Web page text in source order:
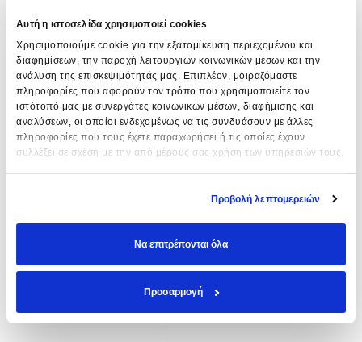
Αυτή η ιστοσελίδα χρησιμοποιεί cookies
Χρησιμοποιούμε cookie για την εξατομίκευση περιεχομένου και
διαφημίσεων, την παροχή λειτουργιών κοινωνικών μέσων και την
ανάλυση της επισκεψιμότητάς μας. Επιπλέον, μοιραζόμαστε
πληροφορίες που αφορούν τον τρόπο που χρησιμοποιείτε τον
ιστότοπό μας με συνεργάτες κοινωνικών μέσων, διαφήμισης και
αναλύσεων, οι οποίοι ενδεχομένως να τις συνδυάσουν με άλλες
πληροφορίες που τους έχετε παραχωρήσει ή τις οποίες έχουν
συλλέξει σε σχέση με την από μέρους σας χρήση των υπηρεσιών τους.
Προβολή λεπτομερειών
Να επιτρέπονται όλα
Προσαρμογή
ΠΡΟΣΘΉΚΗ ΣΤΟ ΚΑΛΆΘΙ
ΠΕΤΣΕΤΑ ΚΟΜΜΩΤΗΡΙΟΥ
8,20€
ΠΡΟΣΘΉΚΗ ΣΤΟ ΚΑΛΆΘΙ